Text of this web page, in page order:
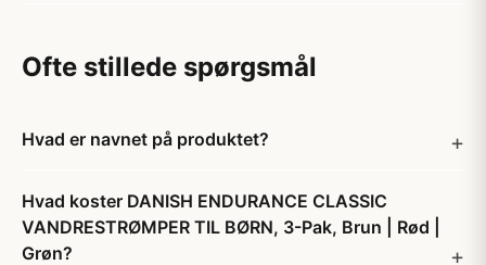
Ofte stillede spørgsmål
Hvad er navnet på produktet?
Hvad koster DANISH ENDURANCE CLASSIC
VANDRESTRØMPER TIL BØRN, 3-Pak, Brun | Rød |
Grøn?